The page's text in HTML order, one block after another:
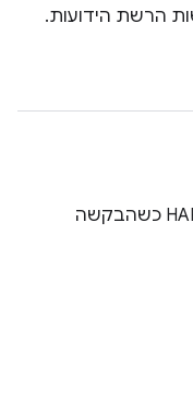
פונקציה שמקבלת את יומן ה-HAR כשהבקשה